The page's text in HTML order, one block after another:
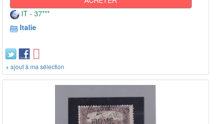
IT - 37***
Italie
+ ajout à ma sélection